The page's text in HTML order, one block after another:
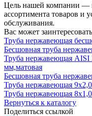
Цель нашей компании —
ассортимента товаров и
обслуживания.
Вас может заинтересовать
Труба нержавеющая
Бесшовная труба
Труба нержавеющая AISI
мм,матовая
Бесшовная труба
Труба нержавеющая
Труба нержавеющая
Вернуться к каталогу
Поделиться ссылкой